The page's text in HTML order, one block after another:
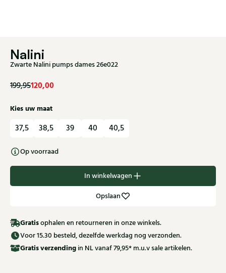
Nalini
Zwarte Nalini pumps dames 26e022
199,95120,00
Kies uw maat
37,5 38,5 39 40 40,5
Op voorraad
In winkelwagen
Opslaan
Gratisophalen en retourneren in onze winkels.
Voor 15.30 besteld, dezelfde werkdag nog verzonden.
Gratisverzending in NL vanaf 79,95* m.u.v sale artikelen.